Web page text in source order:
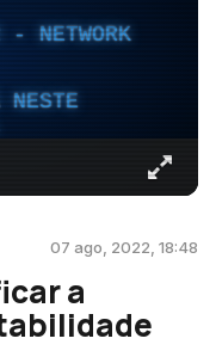
NETWORK
NESTE
07 ago, 2022, 18:48
a